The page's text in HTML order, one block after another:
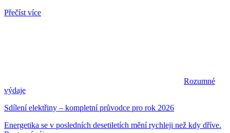
Přečíst více
Rozumné
výdaje
Sdílení elektřiny – kompletní průvodce pro rok 2026
Energetika se v posledních desetiletích mění rychleji než kdy dříve.